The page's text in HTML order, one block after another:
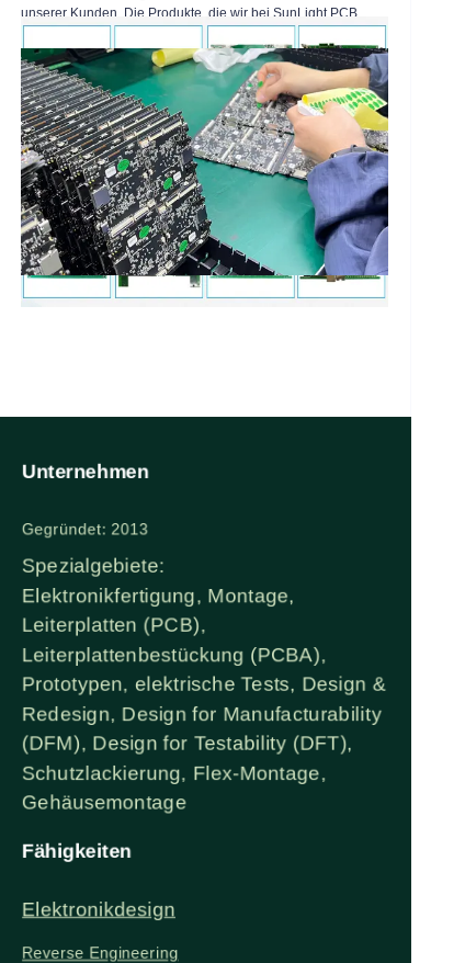
Schönheitsgeräte, Körperpflegeprodukte, Smart-Home-
Kaminheizgeräte und Ladestationen für Elektrofahrzeuge.
Unser technisches Team – insbesondere unsere Embedded-
Software-Ingenieure – verfügt über mehr als 12 Jahre
Entwicklungserfahrung und bietet robuste und zuverlässige
zugrunde liegende Systemunterstützung für eine Vielzahl
intelligenter Produkte.
Wir sind nicht nur Ihr Hersteller, sondern Ihr Co-Creation-
Partner. Mit tiefgreifender Fertigungsexpertise und einem
pragmatischen Designansatz widmen wir uns der
Unterstützung unserer Kunden bei der Reduzierung von
Entwicklungsrisiken, der Verkürzung von
Produktentwicklungszyklen und der Erzielung eines
entscheidenden Wettbewerbsvorteils auf dem Markt.
unserer Kunden. Die Produkte, die wir bei SunLight PCB
entwerfen und ermöglichen, berühren täglich Leben.
Unternehmen
Gegründet: 2013
Spezialgebiete:
Elektronikfertigung, Montage,
Leiterplatten (PCB),
Leiterplattenbestückung (PCBA),
Prototypen, elektrische Tests, Design &
Redesign, Design for Manufacturability
(DFM), Design for Testability (DFT),
Schutzlackierung, Flex-Montage,
Gehäusemontage
Fähigkeiten
Elektronikdesign
Reverse Engineering